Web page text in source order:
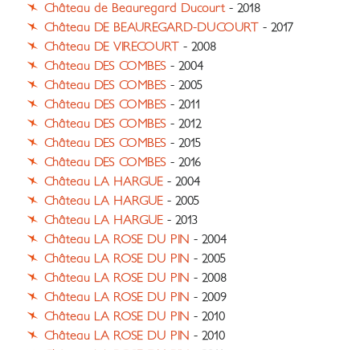
Château de Beauregard Ducourt - 2018
Château DE BEAUREGARD-DUCOURT - 2017
Château DE VIRECOURT - 2008
Château DES COMBES - 2004
Château DES COMBES - 2005
Château DES COMBES - 2011
Château DES COMBES - 2012
Château DES COMBES - 2015
Château DES COMBES - 2016
Château LA HARGUE - 2004
Château LA HARGUE - 2005
Château LA HARGUE - 2013
Château LA ROSE DU PIN - 2004
Château LA ROSE DU PIN - 2005
Château LA ROSE DU PIN - 2008
Château LA ROSE DU PIN - 2009
Château LA ROSE DU PIN - 2010
Château LA ROSE DU PIN - 2010